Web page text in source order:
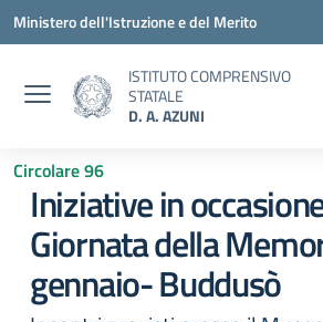
Vai ai contenuti
Vai al menu di navigazione
Vai al footer
Ministero dell'Istruzione e del Merito
ISTITUTO COMPRENSIVO
STATALE
D. A. AZUNI
Circolare 96
Iniziative in
Giornata della
gennaio- Buddusò